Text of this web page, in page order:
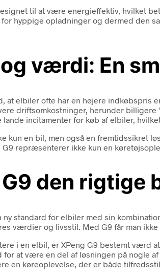
til at være energieffektiv, hvilket
hyppige opladninger og dermed den
værdi: En
at elbiler ofte har en højere indkøbspris
driftsomkostninger, herunder
incitamenter for køb af elbiler,
kun en bil, men også en
G9 repræsenterer ikke kun en
G9 den rigtige
standard for elbiler med sin
værdier og livsstil. Med G9 får man
i en elbil, er XPeng G9 bestemt værd
for at være en del af løsningen på nogle
en køreoplevelse, der er både